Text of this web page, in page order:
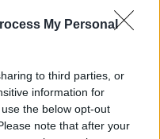
My Personal
to third parties, or
information for
the below opt-out
note that after your
κίνδυνος
έλλειψης αλεύρων